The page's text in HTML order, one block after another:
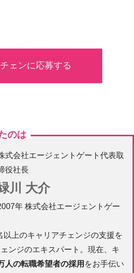
ェンに応募する
のは
式会社エージェントゲート代表取
役社長
川 大介
年 株式会社エージェントゲー
以上のキャリアチェンジの支援を
ンジのエキスパート。現在、キ
人の転職希望者の採用 をお手伝い